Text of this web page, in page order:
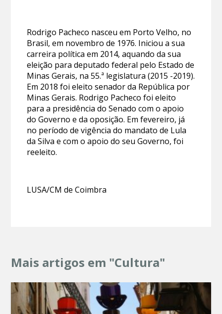
Rodrigo Pacheco nasceu em Porto Velho, no
Brasil, em novembro de 1976. Iniciou a sua
carreira política em 2014, aquando da sua
eleição para deputado federal pelo Estado de
Minas Gerais, na 55.ª legislatura (2015 -2019).
Em 2018 foi eleito senador da República por
Minas Gerais. Rodrigo Pacheco foi eleito
para a presidência do Senado com o apoio
do Governo e da oposição. Em fevereiro, já
no período de vigência do mandato de Lula
da Silva e com o apoio do seu Governo, foi
reeleito.
LUSA/CM de Coimbra
Mais artigos em "Cultura"